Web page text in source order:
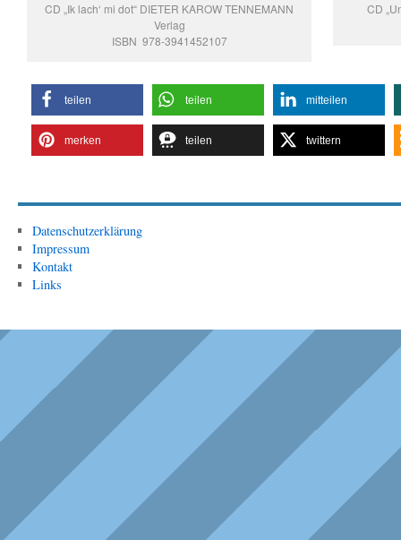
CD „Ik lach‘ mi dot“ DIETER KAROW TENNEMANN
Verlag
ISBN ‎ 978-3941452107
CD
teilen teilen mitteilen
merken teilen twittern
Datenschutzerklärung
Impressum
Kontakt
Links